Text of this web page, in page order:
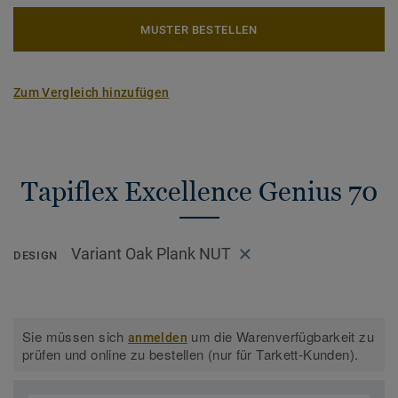
MUSTER BESTELLEN
Zum Vergleich hinzufügen
Tapiflex Excellence Genius 70
DESIGN Variant Oak Plank NUT
Sie müssen sichanmelden um die Warenverfügbarkeit zu
prüfen und online zu bestellen (nur für Tarkett-Kunden).